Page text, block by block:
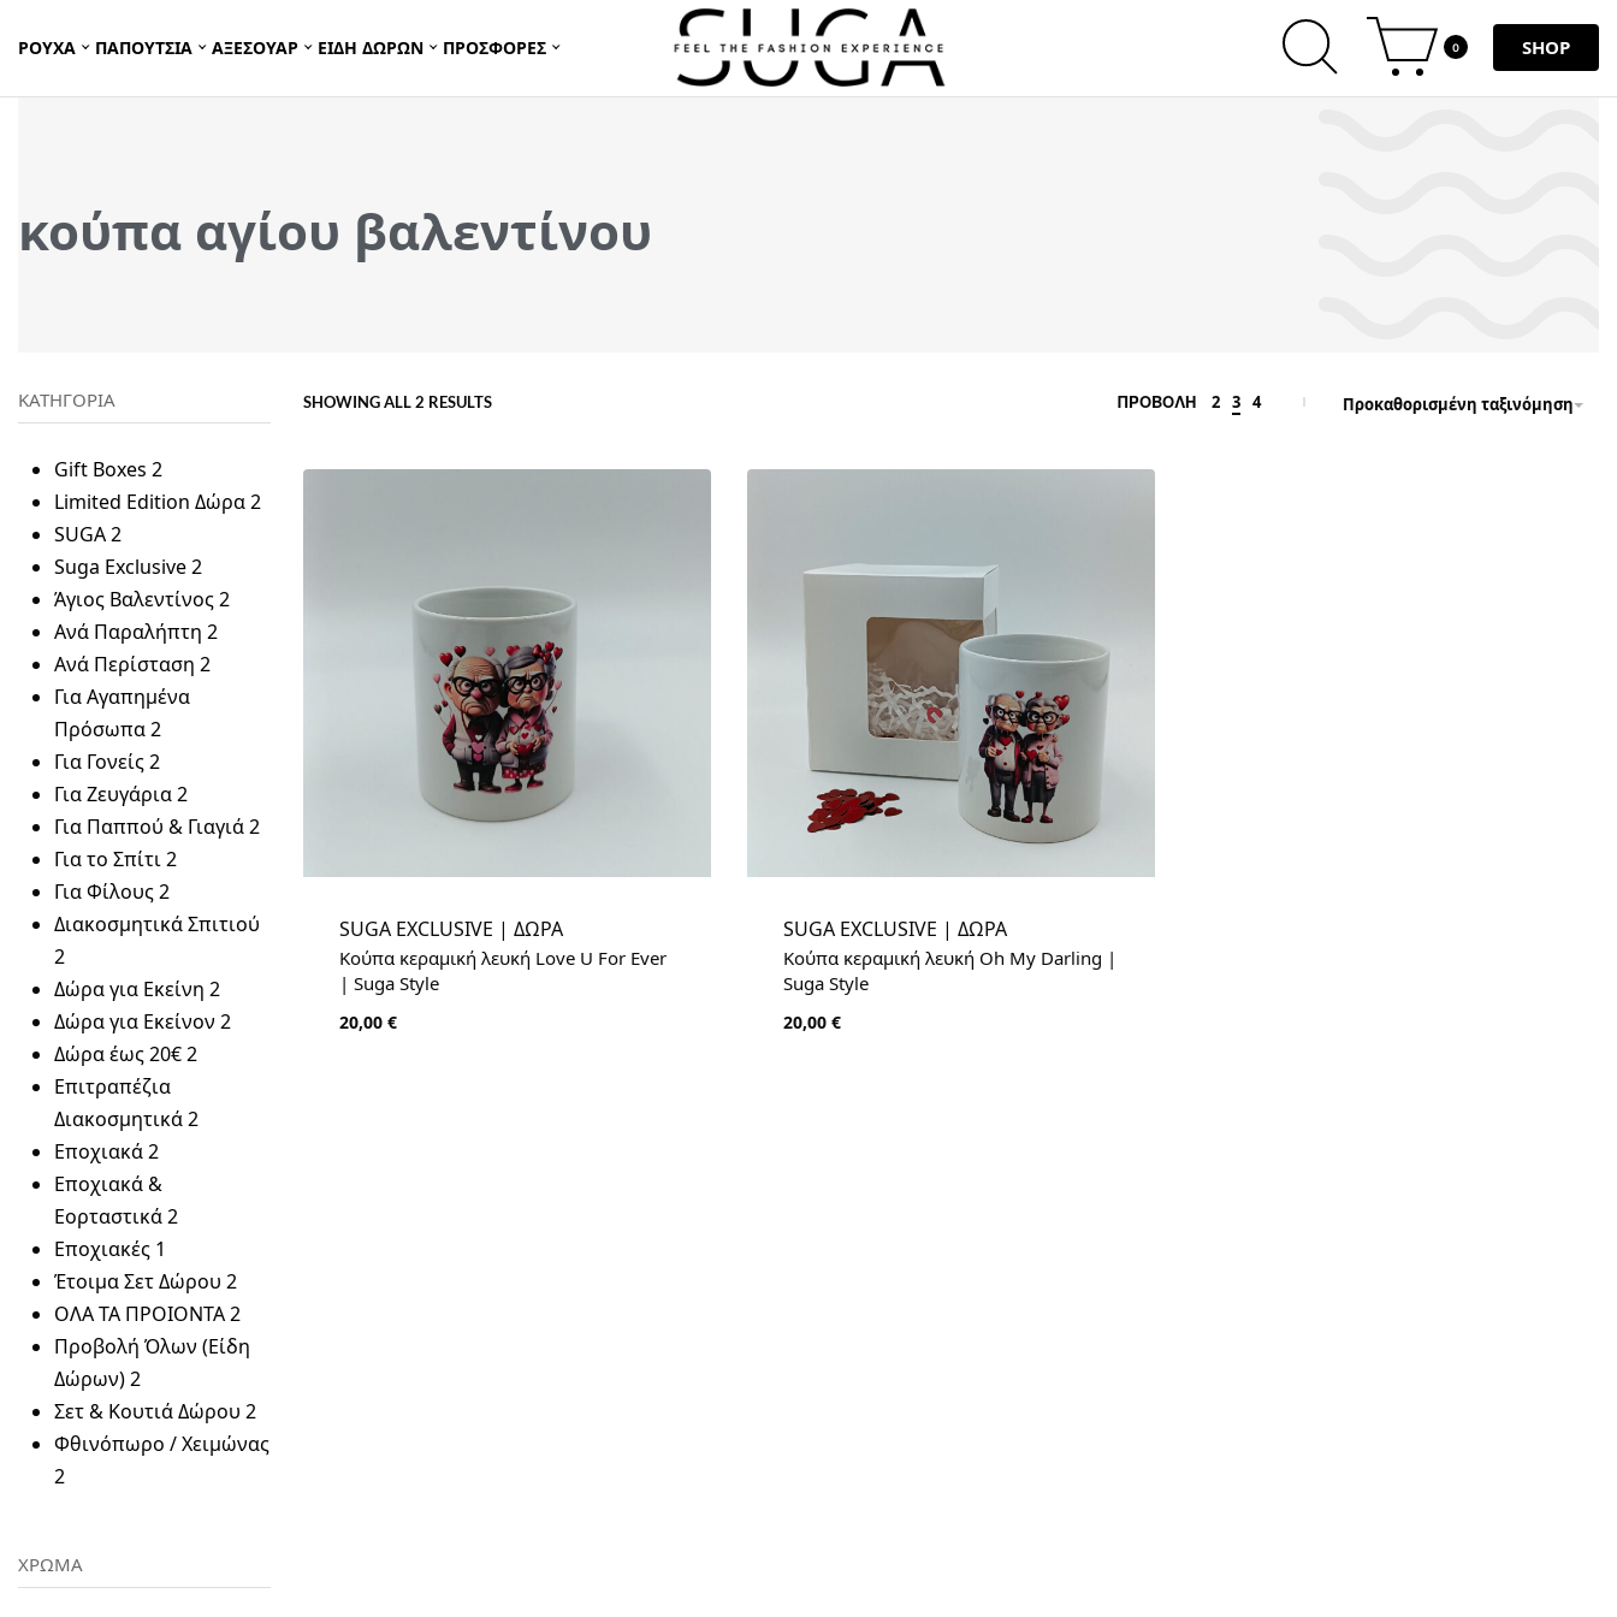
ΡΟΥΧΑ ΠΑΠΟΥΤΣΙΑ ΑΞΕΣΟΥΑΡ ΕΙΔΗ ΔΩΡΩΝ ΠΡΟΣΦΟΡΕΣ 0 SHOP
κούπα αγίου βαλεντίνου
ΚΑΤΗΓΟΡΙΑ
Gift Boxes 2
Limited Edition Δώρα2
SUGA2
Suga Exclusive2
Άγιος Βαλεντίνος2
Ανά Παραλήπτη 2
Ανά Περίσταση 2
Για Αγαπημένα
Πρόσωπα2
Για Γονείς2
Για Ζευγάρια2
Για Παππού & Γιαγιά2
Για το Σπίτι2
Για Φίλους2
Διακοσμητικά Σπιτιού
2
Δώρα για Εκείνη 2
Δώρα για Εκείνον 2
Δώρα έως 20€2
Επιτραπέζια
Διακοσμητικά2
Εποχιακά2
Εποχιακά &
Εορταστικά2
Εποχιακές 1
Έτοιμα Σετ Δώρου 2
ΟΛΑ ΤΑ ΠΡΟΙΟΝΤΑ2
Προβολή Όλων (Είδη
Δώρων)2
Σετ & Κουτιά Δώρου 2
Φθινόπωρο / Χειμώνας
2
ΧΡΩΜΑ
SHOWING ALL 2 RESULTS ΠΡΟΒΟΛΗ 2 3 4 Προκαθορισμένη ταξινόμηση
SUGA EXCLUSIVE | ΔΩΡΑ
Κούπα κεραμική λευκή Love U For Ever
| Suga Style
20,00 €
SUGA EXCLUSIVE | ΔΩΡΑ
Κούπα κεραμική λευκή Oh My Darling |
Suga Style
20,00 €